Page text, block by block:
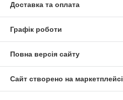
Доставка та оплата
Графік роботи
Повна версія сайту
Сайт створено на маркетплейсі